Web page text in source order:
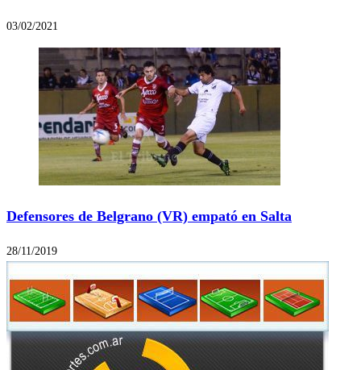
03/02/2021
Defensores de Belgrano (VR) empató en Salta
28/11/2019